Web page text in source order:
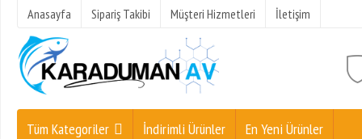
Anasayfa Sipariş Takibi Müşteri Hizmetleri İletişim
Tüm Kategoriler İndirimli Ürünler En Yeni Ürünler